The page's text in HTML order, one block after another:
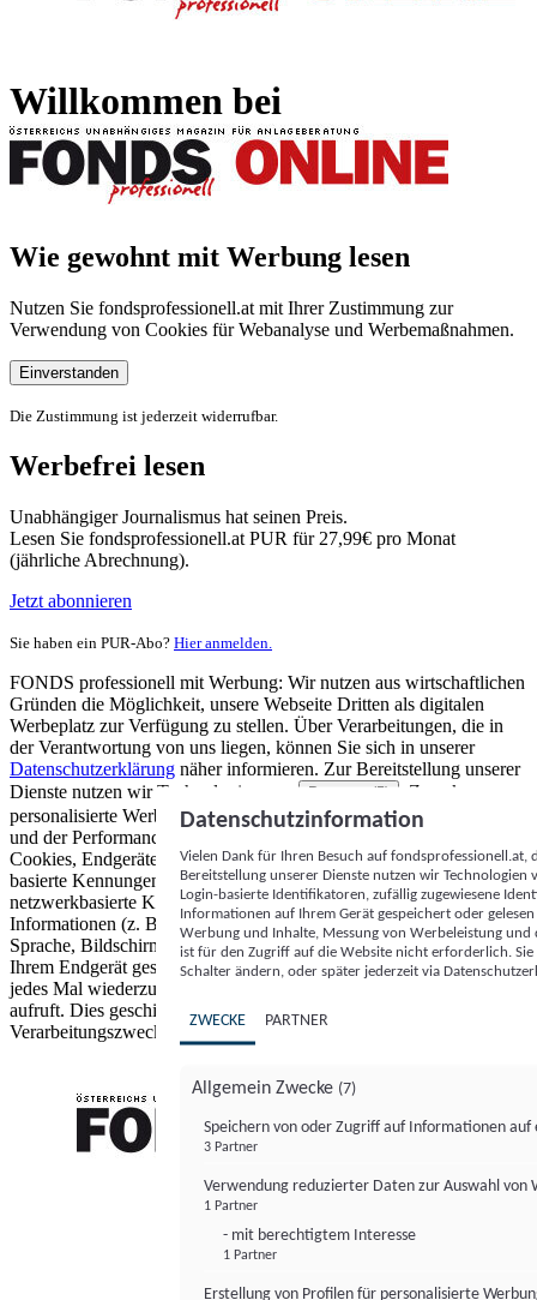
Willkommen bei
Wie gewohnt mit Werbung lesen
Nutzen Sie fondsprofessionell.at mit Ihrer Zustimmung zur
Verwendung von Cookies für Webanalyse und Werbemaßnahmen.
Einverstanden
Die Zustimmung ist jederzeit widerrufbar.
Werbefrei lesen
Unabhängiger Journalismus hat seinen Preis.
Lesen Sie fondsprofessionell.at PUR für 27,99€ pro Monat
(jährliche Abrechnung).
Jetzt abonnieren
Sie haben ein PUR-Abo? Hier anmelden.
FONDS professionell mit Werbung: Wir nutzen aus wirtschaftlichen
Gründen die Möglichkeit, unsere Webseite Dritten als digitalen
Werbeplatz zur Verfügung zu stellen. Über Verarbeitungen, die in
der Verantwortung von uns liegen, können Sie sich in unserer
Datenschutzerklärung näher informieren. Zur Bereitstellung unserer
Dienste nutzen wir Technologien von
Partnern (5)
. Zwecke:
personalisierte Werbung und Inhalte, Messung von Werbeleistung
und der Performance von Inhalten sowie Zielgruppenforschung.
Cookies, Endgeräte- oder ähnliche Online-Kennungen (z. B. login-
basierte Kennungen, zufällig generierte Kennungen,
netzwerkbasierte Kennungen) können zusammen mit anderen
Informationen (z. B. Browsertyp und Browserinformationen,
Sprache, Bildschirmgröße, unterstützte Technologien usw.) auf
Ihrem Endgerät gespeichert oder von dort ausgelesen werden, um es
jedes Mal wiederzuerkennen, wenn es eine App oder einer Webseite
aufruft. Dies geschieht für einen oder mehrere der hier aufgeführten
Verarbeitungszwecke.
Datenschutzinformation
Vielen Dank für Ihren Besuch auf
Bereitstellung unserer Dienste nutzen wir Technologien
Login-basierte Identifikatoren, zufällig zugewiesene
Informationen auf Ihrem Gerät gespeichert oder
Werbung und Inhalte, Messung von Werbeleistung
ist für den Zugriff auf die Website nicht erforderlich.
Schalter ändern, oder später jederzeit via
ZWECKE PARTNER
Allgemein Zwecke (7)
Speichern von oder Zugriff auf Informationen auf
3 Partner
Verwendung reduzierter Daten zur Auswahl von
1 Partner
- mit berechtigtem Interesse
1 Partner
Erstellung von Profilen für personalisierte
FONDS professionell